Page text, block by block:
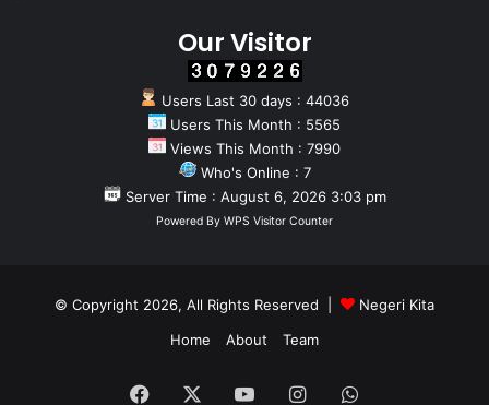
Our Visitor
Users Last 30 days : 44036
Users This Month : 5565
Views This Month : 7990
Who's Online : 7
Server Time : August 6, 2026 3:03 pm
Powered By WPS Visitor Counter
© Copyright 2026, All Rights Reserved |
Negeri Kita
Home
About Team
Facebook YouTubeInstagramWhatsApp